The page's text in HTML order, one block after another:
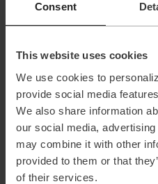
Consent
This website uses cookies
We use cookies to
provide social media
We also share information
our social media,
may combine it with other
provided to them or that
of their services.
TOPdeskers uit iedere
voordat je je laptop aan
door met al je collega-
gehad? Mis je nog
eerste dag nóg toffer
Klaar voor je eerste dag? In
onmisbare sollicitatietips
verwachten én de vragen die
een sollicitatiegesprek.